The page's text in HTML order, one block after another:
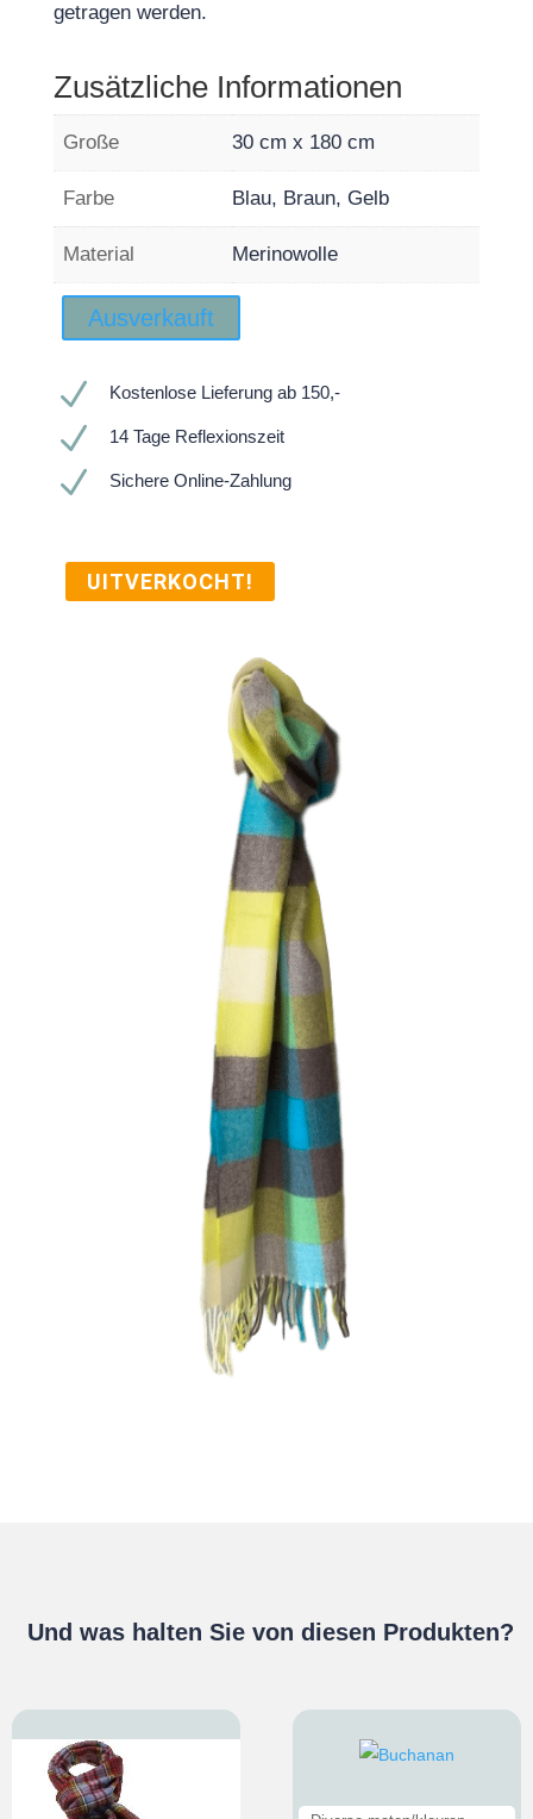
getragen werden.
Zusätzliche Informationen
Große 30 cm x 180 cm
Farbe Blau, Braun, Gelb
Material Merinowolle
Ausverkauft
N Kostenlose Lieferung ab 150,-
N 14 Tage Reflexionszeit
N Sichere Online-Zahlung
UITVERKOCHT!
Und was halten Sie von diesen Produkten?